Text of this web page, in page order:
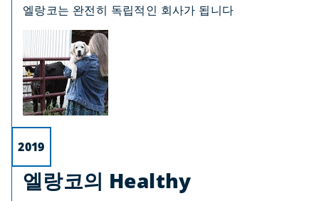
엘랑코는 완전히 독립적인 회사가 됩니다
2019
엘랑코의 Healthy